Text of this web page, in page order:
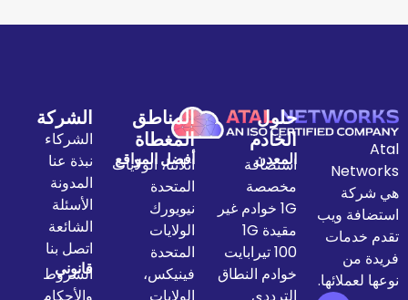
حلول
الخادم
المعدن
استضافة
مخصصة
1G خوادم غير
مقيدة 1G
100 تيرابايت
خوادم النطاق
المناطق
المغطاة
أفضل المواقع
اتلانتا، الولايات
المتحدة
نيويورك
الولايات
المتحدة
فينيكس،
الشركة
الشركاء
نبذة عنا
المدونة
الأسئلة
الشائعة
اتصل بنا
قانوني
الشروط